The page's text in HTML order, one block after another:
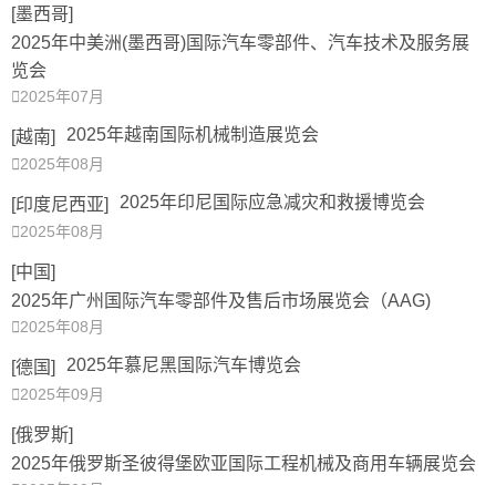
[墨西哥]
2025年中美洲(墨西哥)国际汽车零部件、汽车技术及服务展
览会
2025年07月
[越南] 2025年越南国际机械制造展览会
2025年08月
[印度尼西亚] 2025年印尼国际应急减灾和救援博览会
2025年08月
[中国]
2025年广州国际汽车零部件及售后市场展览会（AAG)
2025年08月
[德国] 2025年慕尼黑国际汽车博览会
2025年09月
[俄罗斯]
2025年俄罗斯圣彼得堡欧亚国际工程机械及商用车辆展览会